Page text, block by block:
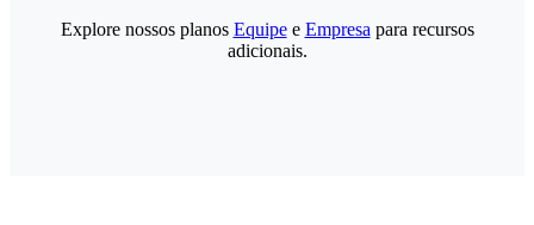
Explore nossos planos Equipee Empresa para recursos
adicionais.